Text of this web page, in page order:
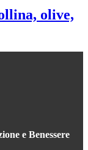
olive,
e Benessere